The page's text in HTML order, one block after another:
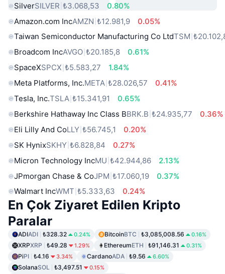
SilverSILVER ₺3.068,53
0.80%
Amazon.com IncAMZN ₺12.981,9
0.05%
Taiwan Semiconductor Manufacturing Co LtdTSM
Broadcom IncAVGO ₺20.185,8
0.61%
SpaceXSPCX ₺5.583,27
1.84%
Meta Platforms, Inc.META ₺28.026,57
0.41%
Tesla, Inc.TSLA ₺15.341,91
0.65%
Berkshire Hathaway Inc Class BBRK.B ₺24.935,77
0.36%
Eli Lilly And CoLLY ₺56.745,1
0.20%
SK HynixSKHY ₺6.828,84
0.27%
Micron Technology IncMU ₺42.944,86
2.13%
JPmorgan Chase & CoJPM ₺17.060,19
0.37%
Walmart IncWMT ₺5.333,63 0.24%
En Çok Ziyaret Edilen Kripto
Paralar
ADIADI ₺328.32 0.24% BitcoinBTC ₺3,085,008.56 0.16%
XRPXRP ₺49.28 1.29% EthereumETH ₺91,146.31 0.31%
PiPI ₺4.16 3.34% CardanoADA ₺9.56 6.60%
SolanaSOL ₺3,497.51 0.15%